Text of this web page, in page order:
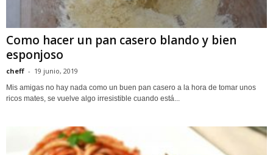
Como hacer un pan casero blando y bien
esponjoso
cheff - 19 junio, 2019
Mis amigas no hay nada como un buen pan casero a la hora de tomar unos
ricos mates, se vuelve algo irresistible cuando está...